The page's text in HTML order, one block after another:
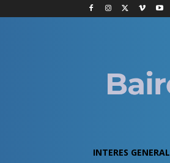
INTERES GENERAL